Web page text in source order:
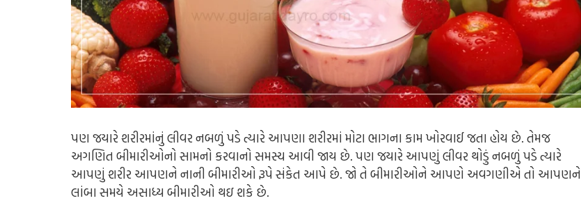
પણ જયારે શરીરમાંનું લીવર નબળું પડે ત્યારે આપણા શરીરમાં મોટા ભાગના કામ ખોરવાઈ જતા હોય છે. તેમજ
અગણિત બીમારીઓનો સામનો કરવાનો સમસ્ય આવી જાય છે. પણ જયારે આપણું લીવર થોડું નબળું પડે ત્યારે
આપણું શરીર આપણને નાની બીમારીઓ રૂપે સંકેત આપે છે. જો તે બીમારીઓને આપણે અવગણીએ તો આપણને
લાંબા સમયે અસાધ્ય બીમારીઓ થઇ શકે છે.